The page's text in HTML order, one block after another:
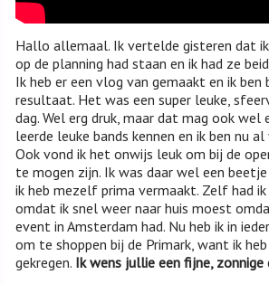
Hallo allemaal. Ik vertelde gisteren dat
op de planning had staan en ik had ze
Ik heb er een vlog van gemaakt en ik
resultaat. Het was een super leuke,
dag. Wel erg druk, maar dat mag ook wel
leerde leuke bands kennen en ik ben nu
Ook vond ik het onwijs leuk om bij de
te mogen zijn. Ik was daar wel een
ik heb mezelf prima vermaakt. Zelf had ik
omdat ik snel weer naar huis moest
event in Amsterdam had. Nu heb ik in
om te shoppen bij de Primark, want ik
gekregen. Ik wens jullie een fijne, zonnige